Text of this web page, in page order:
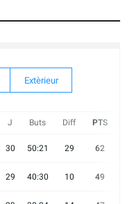
Extèrieur
J Buts Diff PTS
30 50:21 29 62
29 40:30 10 49